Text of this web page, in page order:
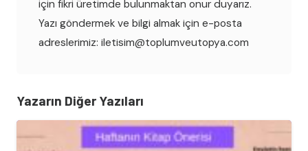
için fikri üretimde bulunmaktan onur duyarız.
Yazı göndermek ve bilgi almak için e-posta
adreslerimiz: iletisim@toplumveutopya.com
Yazarın Diğer Yazıları